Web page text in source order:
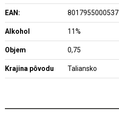
EAN: 8017955000537
Alkohol 11%
Objem 0,75
Krajina pôvodu Taliansko